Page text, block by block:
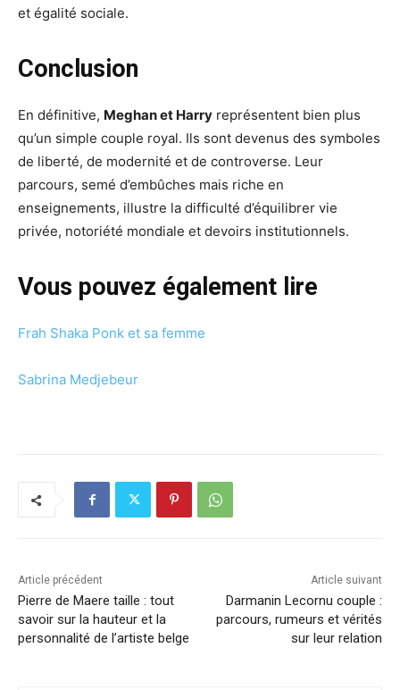
et égalité sociale.
Conclusion
En définitive, Meghan et Harry représentent bien plus
qu’un simple couple royal. Ils sont devenus des symboles
de liberté, de modernité et de controverse. Leur
parcours, semé d’embûches mais riche en
enseignements, illustre la difficulté d’équilibrer vie
privée, notoriété mondiale et devoirs institutionnels.
Vous pouvez également lire
Frah Shaka Ponk et sa femme
Sabrina Medjebeur
Article précédent
Pierre de Maere taille : tout
savoir sur la hauteur et la
personnalité de l’artiste belge
Article suivant
Darmanin Lecornu couple :
parcours, rumeurs et vérités
sur leur relation